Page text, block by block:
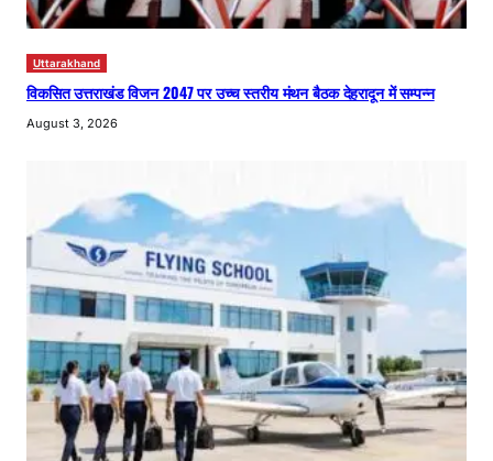
Uttarakhand
विकसित उत्तराखंड विजन 2047 पर उच्च स्तरीय मंथन बैठक देहरादून में सम्पन्न
August 3, 2026